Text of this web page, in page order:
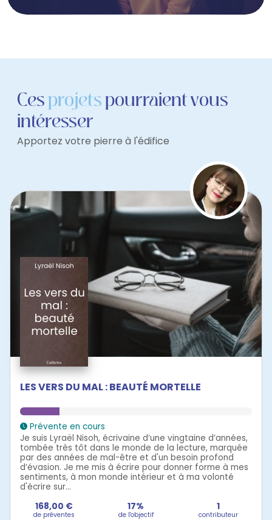
Cesprojetspourraient vous
intéresser
Apportez votre pierre à l'édifice
LES VERS DU MAL : BEAUTÉ MORTELLE
Prévente en cours
Je suis Lyraël Nisoh, écrivaine d’une vingtaine d’années,
tombée très tôt dans le monde de la lecture, marquée
par des années de mal-être et d'un besoin profond
d’évasion. Je me mis à écrire pour donner forme à mes
sentiments, à mon monde intérieur et à ma volonté
d'écrire sur...
168,00 €
de préventes
17%
de l'objectif
1
contributeur